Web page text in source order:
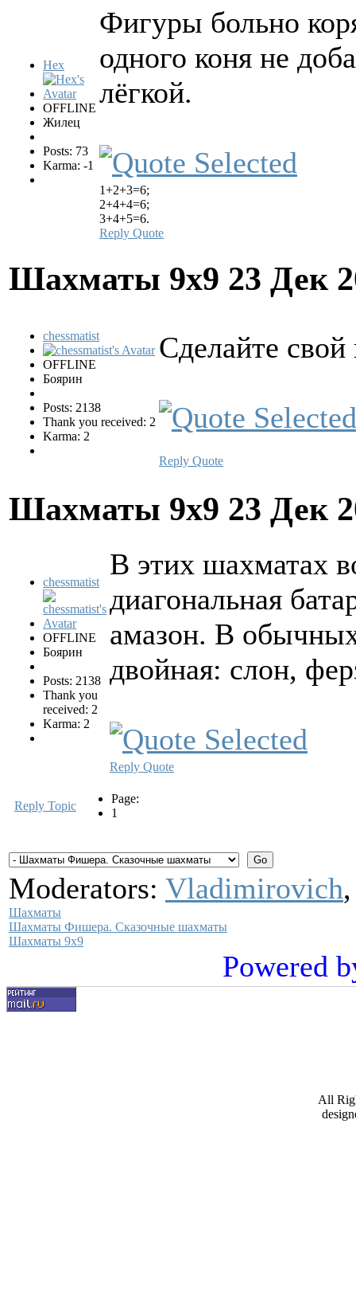
Hex
OFFLINE
Жилец
Posts: 73
Karma: -1
Фигуры больно
одного коня не
лёгкой.
1+2+3=6;
2+4+4=6;
3+4+5=6.
Reply Quote
Шахматы 9х9 23 Дек
chessmatist
OFFLINE
Боярин
Posts: 2138
Thank you received: 2
Karma: 2
Сделайте свой
Reply Quote
Шахматы 9х9 23 Дек
chessmatist
OFFLINE
Боярин
Posts: 2138
Thank you
received: 2
Karma: 2
В этих шахматах
диагональная
амазон. В
двойная: слон,
Reply Quote
Reply Topic
Page:
1
Moderators: Vladimirovich
Шахматы
Шахматы Фишера. Сказочные шахматы
Шахматы 9х9
Powered
All